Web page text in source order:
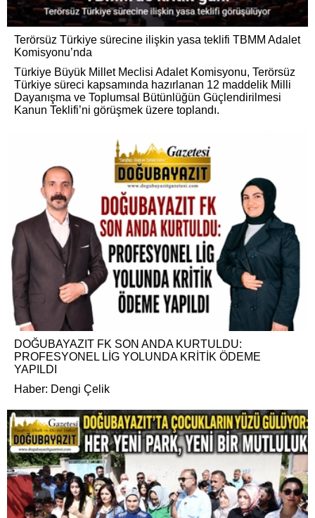
Terörsüz Türkiye sürecine ilişkin yasa teklifi TBMM Adalet
Komisyonu’nda
Türkiye Büyük Millet Meclisi Adalet Komisyonu, Terörsüz
Türkiye süreci kapsamında hazırlanan 12 maddelik Milli
Dayanışma ve Toplumsal Bütünlüğün Güçlendirilmesi
Kanun Teklifi’ni görüşmek üzere toplandı.
DOĞUBAYAZIT FK SON ANDA KURTULDU:
PROFESYONEL LİG YOLUNDA KRİTİK ÖDEME
YAPILDI
Haber: Dengi Çelik